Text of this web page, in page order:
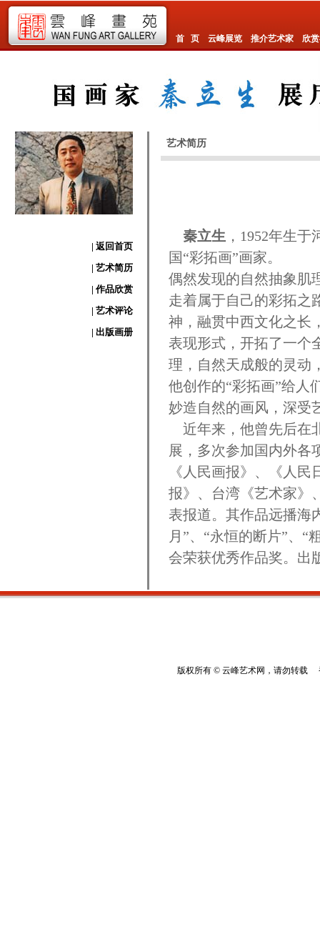
首 页 云峰展览 推介艺术家 欣
| 返回首页
| 艺术简历
| 作品欣赏
| 艺术评论
| 出版画册
艺术简历
秦立生 ，1952年生
国“彩拓画”画家。
偶然发现的自然抽象肌
走着属于自己的彩拓之
神，融贯中西文化之长
表现形式，开拓了一个
理，自然天成般的灵动
他创作的“彩拓画”给人
妙造自然的画风，深受
近年来，他曾先后在
展，多次参加国内外各
《人民画报》、《人
报》、台湾《艺术家》
表报道。其作品远播海
月”、“永恒的断片”、“
会荣获优秀作品奖。出
版权所有 © 云峰艺术网，请勿转载